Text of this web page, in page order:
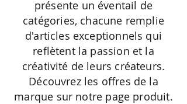
présente un éventail de
catégories, chacune remplie
d'articles exceptionnels qui
reflètent la passion et la
créativité de leurs créateurs.
Découvrez les offres de la
marque sur notre page produit.